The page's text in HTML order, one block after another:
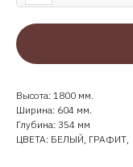
Высота: 1800 мм.
Ширина: 604 мм.
Глубина: 354 мм
ЦВЕТА: БЕЛЫЙ, ГРАФИТ,